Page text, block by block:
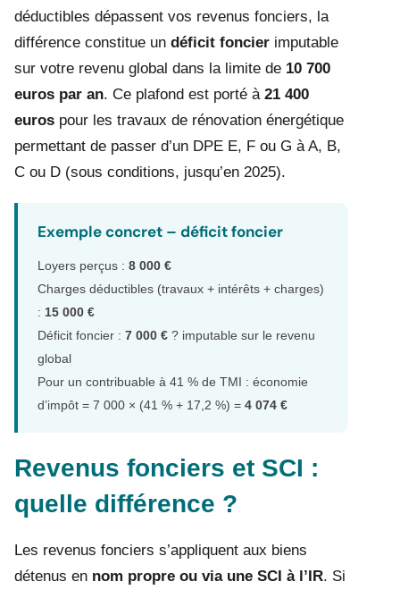
déductibles dépassent vos revenus fonciers, la
différence constitue un déficit foncier imputable
sur votre revenu global dans la limite de 10 700
euros par an. Ce plafond est porté à 21 400
euros pour les travaux de rénovation énergétique
permettant de passer d’un DPE E, F ou G à A, B,
C ou D (sous conditions, jusqu’en 2025).
Exemple concret – déficit foncier
Loyers perçus : 8 000 €
Charges déductibles (travaux + intérêts + charges)
: 15 000 €
Déficit foncier : 7 000 € ? imputable sur le revenu
global
Pour un contribuable à 41 % de TMI : économie
d’impôt = 7 000 × (41 % + 17,2 %) = 4 074 €
Revenus fonciers et SCI :
quelle différence ?
Les revenus fonciers s’appliquent aux biens
détenus en nom propre ou via une SCI à l’IR. Si